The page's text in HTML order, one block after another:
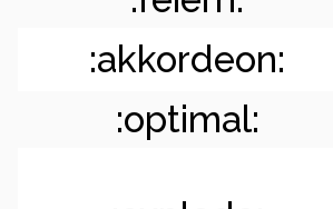
:akkordeon:
:optimal: